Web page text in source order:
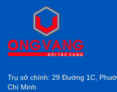
Trụ sở chính: 29 Đường 1C,
Chí Minh